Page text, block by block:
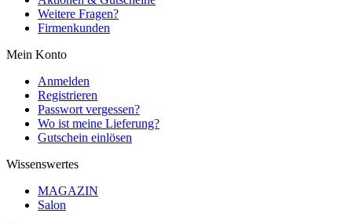
Weitere Fragen?
Firmenkunden
Mein Konto
Anmelden
Registrieren
Passwort vergessen?
Wo ist meine Lieferung?
Gutschein einlösen
Wissenswertes
MAGAZIN
Salon